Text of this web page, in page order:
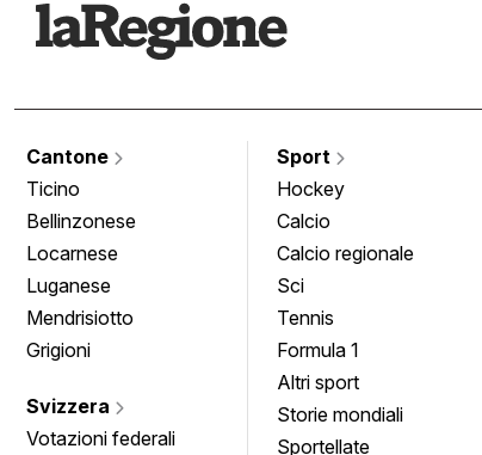
Cantone
Ticino
Bellinzonese
Locarnese
Luganese
Mendrisiotto
Grigioni
Svizzera
Votazioni federali
Sport
Hockey
Calcio
Calcio regionale
Sci
Tennis
Formula 1
Altri sport
Storie mondiali
Sportellate